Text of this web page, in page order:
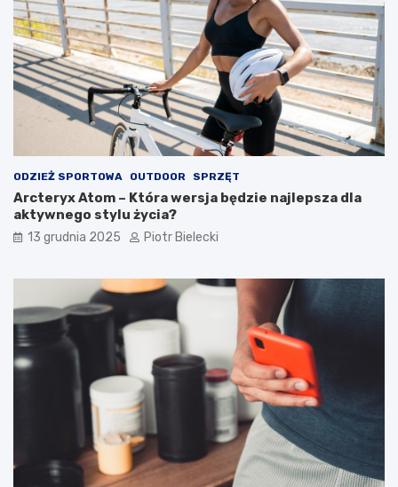
ODZIEŻ SPORTOWA OUTDOOR SPRZĘT
Arcteryx Atom – Która wersja będzie najlepsza dla
aktywnego stylu życia?
13 grudnia 2025 Piotr Bielecki